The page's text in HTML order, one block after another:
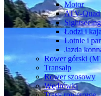
Motor
ATV-Quad
Sightseeing
Łodzi i
Lotnie i
Jazda
Rower górski
Transalp
Rower szosowy
Wędrówki